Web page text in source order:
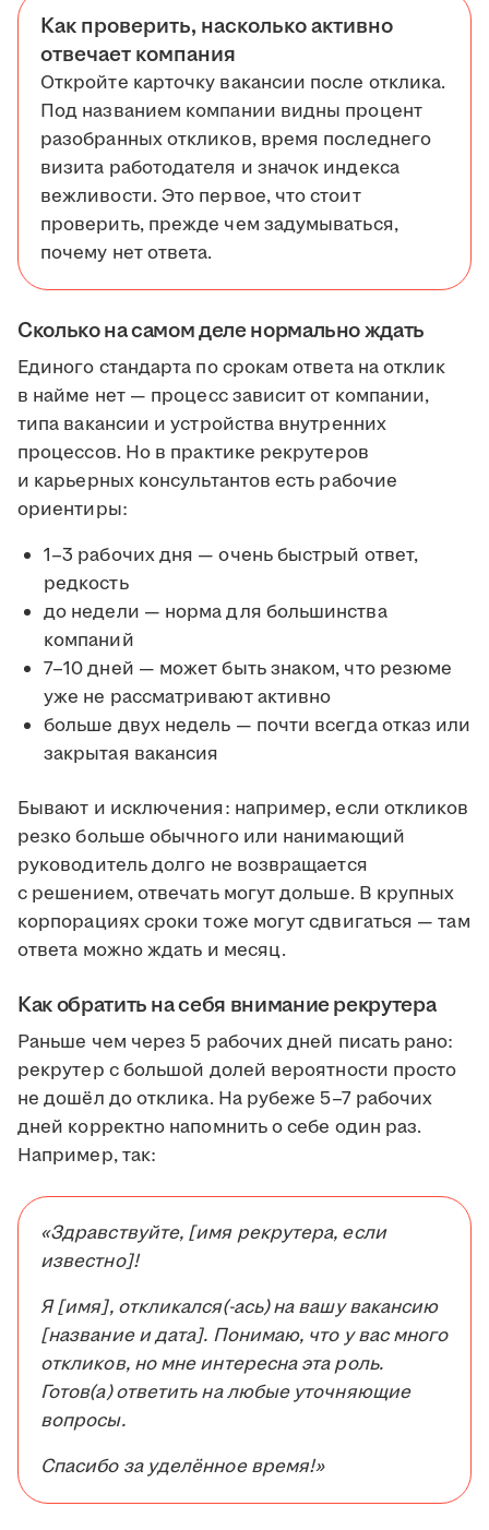
Как проверить, насколько активно
отвечает компания
Откройте карточку вакансии после отклика.
Под названием компании видны процент
разобранных откликов, время последнего
визита работодателя и значок индекса
вежливости. Это первое, что стоит
проверить, прежде чем задумываться,
почему нет ответа.
Сколько на самом деле нормально ждать
Единого стандарта по срокам ответа на отклик
в найме нет — процесс зависит от компании,
типа вакансии и устройства внутренних
процессов. Но в практике рекрутеров
и карьерных консультантов есть рабочие
ориентиры:
1–3 рабочих дня — очень быстрый ответ,
редкость
до недели — норма для большинства
компаний
7–10 дней — может быть знаком, что резюме
уже не рассматривают активно
больше двух недель — почти всегда отказ или
закрытая вакансия
Бывают и исключения: например, если откликов
резко больше обычного или нанимающий
руководитель долго не возвращается
с решением, отвечать могут дольше. В крупных
корпорациях сроки тоже могут сдвигаться — там
ответа можно ждать и месяц.
Как обратить на себя внимание рекрутера
Раньше чем через 5 рабочих дней писать рано:
рекрутер с большой долей вероятности просто
не дошёл до отклика. На рубеже 5–7 рабочих
дней корректно напомнить о себе один раз.
Например, так:
«Здравствуйте, [имя рекрутера, если
известно]!
Я [имя], откликался(-ась) на вашу вакансию
[название и дата]. Понимаю, что у вас много
откликов, но мне интересна эта роль.
Готов(а) ответить на любые уточняющие
вопросы.
Спасибо за уделённое время!»